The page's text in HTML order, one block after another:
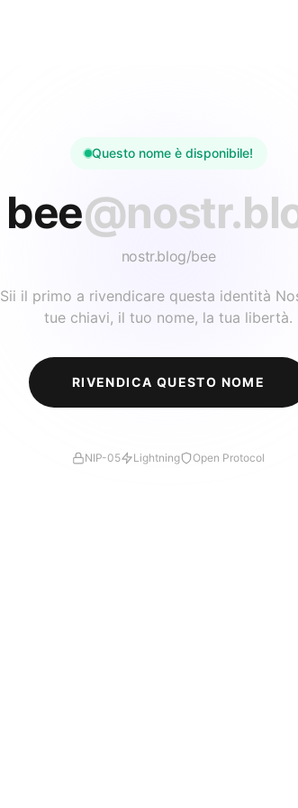
Questo nome è disponibile!
bee
nostr.blog/bee
Sii il primo a rivendicare questa identità
tue chiavi, il tuo nome, la tua libertà.
RIVENDICA QUESTO NOME
NIP-05 Lightning Open Protocol